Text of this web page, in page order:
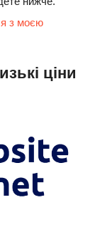
з моєю
ціни